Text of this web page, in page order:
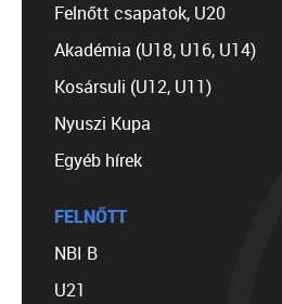
Felnőtt csapatok, U20
Akadémia (U18, U16, U14)
Kosársuli (U12, U11)
Nyuszi Kupa
Egyéb hírek
FELNŐTT
NBI B
U21